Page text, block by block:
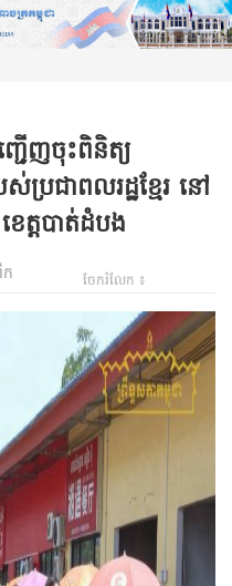
ើញចុះពិនិត្យ
ប្រជាពលរដ្ឋខ្មែរ នៅ
េត្តបាត់ដំបង
ចែករំលែក ៖